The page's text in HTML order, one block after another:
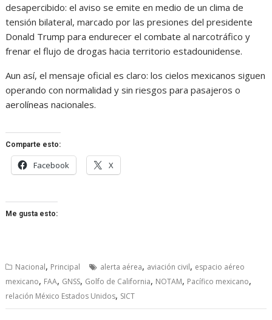
desapercibido: el aviso se emite en medio de un clima de
tensión bilateral, marcado por las presiones del presidente
Donald Trump para endurecer el combate al narcotráfico y
frenar el flujo de drogas hacia territorio estadounidense.
Aun así, el mensaje oficial es claro: los cielos mexicanos siguen
operando con normalidad y sin riesgos para pasajeros o
aerolíneas nacionales.
Comparte esto:
Facebook X
Me gusta esto:
Nacional, Principal alerta aérea, aviación civil, espacio aéreo
mexicano, FAA, GNSS, Golfo de California, NOTAM, Pacífico mexicano,
relación México Estados Unidos, SICT